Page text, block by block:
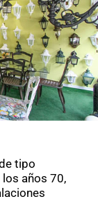
tipo
años 70,